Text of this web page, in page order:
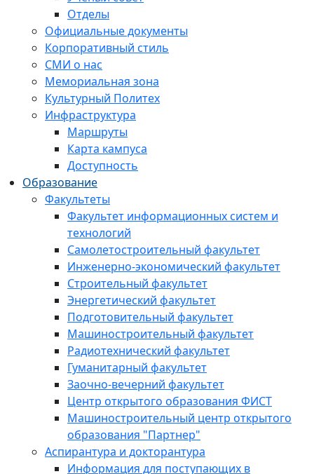
Отделы
Официальные документы
Корпоративный стиль
СМИ о нас
Мемориальная зона
Культурный Политех
Инфраструктура
Маршруты
Карта кампуса
Доступность
Образование
Факультеты
Факультет информационных систем и
технологий
Самолетостроительный факультет
Инженерно-экономический факультет
Строительный факультет
Энергетический факультет
Подготовительный факультет
Машиностроительный факультет
Радиотехнический факультет
Гуманитарный факультет
Заочно-вечерний факультет
Центр открытого образования ФИСТ
Машиностроительный центр открытого
образования "Партнер"
Аспирантура и докторантура
Информация для поступающих в